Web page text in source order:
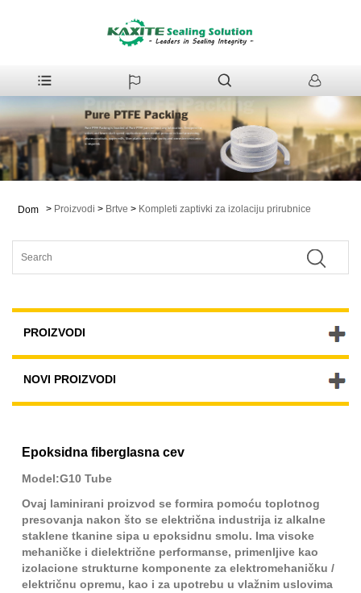
Dom > Proizvodi > Brtve > Kompleti zaptivki za izolaciju prirubnice
PROIZVODI
NOVI PROIZVODI
Epoksidna fiberglasna cev
Model:G10 Tube
Ovaj laminirani proizvod se formira pomoću toplotnog
presovanja nakon što se električna industrija iz alkalne
staklene tkanine sipa u epoksidnu smolu. Ima visoke
mehaničke i dielektrične performanse, primenljive kao
izolacione strukturne komponente za elektromehaničku /
električnu opremu, kao i za upotrebu u vlažnim uslovima